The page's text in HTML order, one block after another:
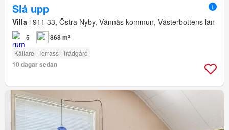
Slå upp
Villa i 911 33, Östra Nyby, Vännäs kommun, Västerbottens län
5 868 m²
Källare Terrass Trädgård
10 dagar sedan